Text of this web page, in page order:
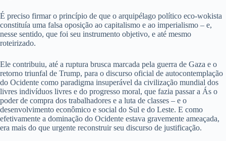
É preciso firmar o princípio de que o arquipélago político eco-wokista
constituía uma falsa oposição ao capitalismo e ao imperialismo – e,
nesse sentido, que foi seu instrumento objetivo, e até mesmo
roteirizado.
Ele contribuiu, até a ruptura brusca marcada pela guerra de Gaza e o
retorno triunfal de Trump, para o discurso oficial de autocontemplação
do Ocidente como paradigma insuperável da civilização mundial dos
livres indivíduos livres e do progresso moral, que fazia passar a Ás o
poder de compra dos trabalhadores e a luta de classes – e o
desenvolvimento econômico e social do Sul e do Leste. E como
efetivamente a dominação do Ocidente estava gravemente ameaçada,
era mais do que urgente reconstruir seu discurso de justificação.